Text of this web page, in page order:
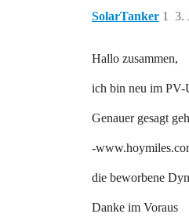
SolarTanker 3.
1
Hallo zusammen,
ich bin neu im PV-
Genauer gesagt
-
die beworbene
Danke im Voraus